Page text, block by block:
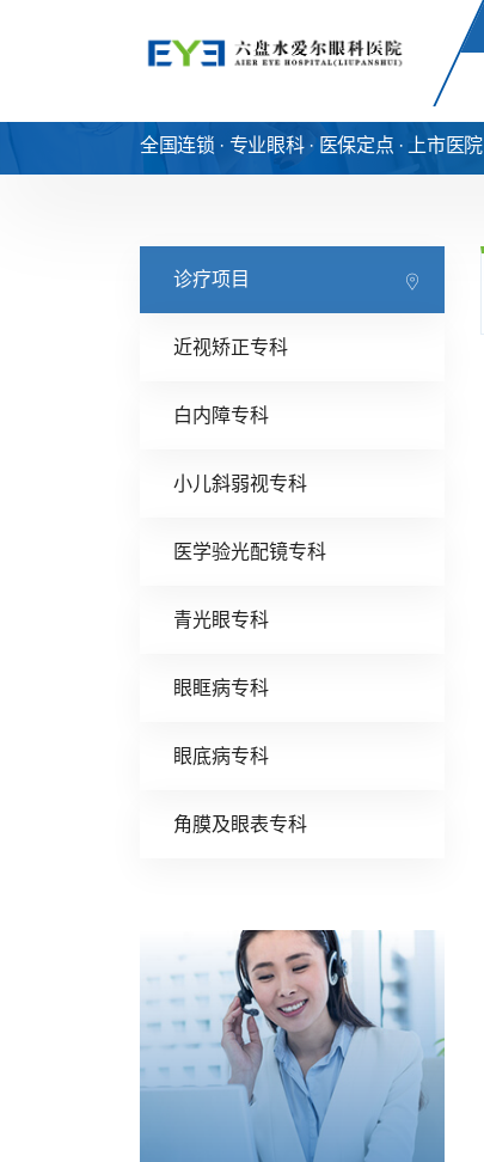
全国连锁 · 专业眼科 · 医保定点 · 上市医院
诊疗项目
近视矫正专科
白内障专科
小儿斜弱视专科
医学验光配镜专科
青光眼专科
眼眶病专科
眼底病专科
角膜及眼表专科